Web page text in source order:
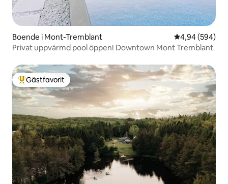
Boende i Mont-Tremblant 4,94 av 5 i
4,94 (594)
Privat uppvärmd pool öppen! Downtown Mont Tremblant
Populär gästfavorit
Gästfavorit